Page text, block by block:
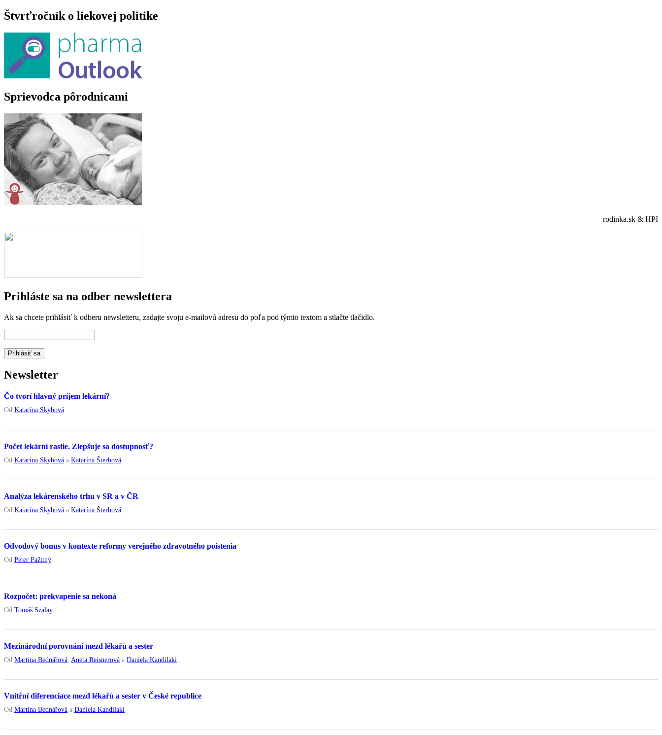
Štvrťročník o liekovej politike
Sprievodca pôrodnicami
rodinka.sk & HPI
Prihláste sa na odber newslettera
Ak sa chcete prihlásiť k odberu newsletteru, zadajte svoju e-mailovú adresu do poľa pod týmto textom a stlačte tlačidlo.
Newsletter
Čo tvorí hlavný príjem lekární?
Od Katarína Skybová
Počet lekární rastie. Zlepšuje sa dostupnosť?
Od Katarína Skybová a Katarína Šterbová
Analýza lekárenského trhu v SR a v ČR
Od Katarína Skybová a Katarína Šterbová
Odvodový bonus v kontexte reformy verejného zdravotného poistenia
Od Peter Pažitný
Rozpočet: prekvapenie sa nekoná
Od Tomáš Szalay
Mezinárodní porovnání mezd lékařů a sester
Od Martina Bednářová Aneta Reisnerová a Daniela Kandilaki
Vnitřní diferenciace mezd lékařů a sester v České republice
Od Martina Bednářová a Daniela Kandilaki